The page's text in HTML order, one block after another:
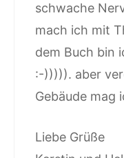
schwache
mach ich mit
dem Buch bin
:-))))). aber
Gebäude mag
Liebe Grüße